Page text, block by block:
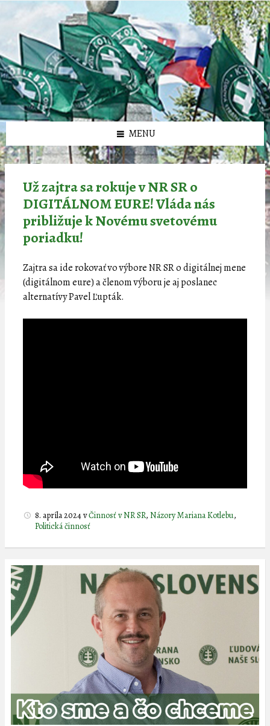
олимп казино
Preskočiť
Preskočiť
panel
Preskočiť
panel
Preskočiť
MENU
Už zajtra sa rokuje v NR SR o
DIGITÁLNOM EURE! Vláda nás
približuje k Novému svetovému
poriadku!
Zajtra sa ide rokovať vo výbore NR SR o digitálnej mene
(digitálnom eure) a členom výboru je aj poslanec
alternatívy Pavel Ľupták.
8. apríla 2024vČinnosť v NR SR, Názory Mariana Kotlebu,
Politická činnosť